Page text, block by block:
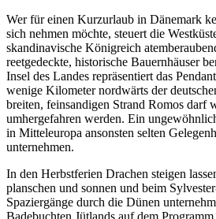
Wer für einen Kurzurlaub in Dänemark
sich nehmen möchte, steuert die
skandinavische Königreich
reetgedeckte, historische Bauernhäuser
Insel des Landes repräsentiert das
wenige Kilometer nordwärts der
breiten, feinsandigen Strand Romos darf
umhergefahren werden. Ein
in Mitteleuropa ansonsten selten
unternehmen.
In den Herbstferien Drachen steigen
planschen und sonnen und beim
Spaziergänge durch die Dünen
Badebuchten Jütlands auf dem